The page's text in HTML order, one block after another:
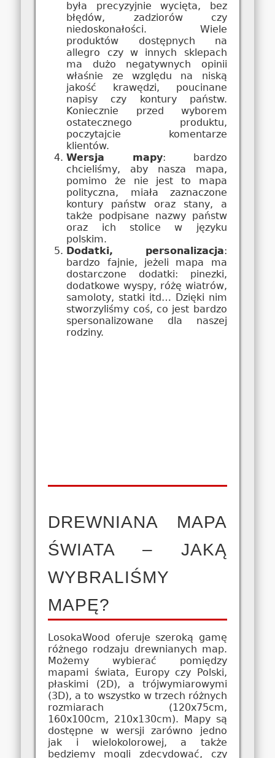
była precyzyjnie wycięta, bez
błędów, zadziorów czy
niedoskonałości. Wiele
produktów dostępnych na
allegro czy w innych sklepach
ma dużo negatywnych opinii
właśnie ze względu na niską
jakość krawędzi, poucinane
napisy czy kontury państw.
Koniecznie przed wyborem
ostatecznego produktu,
poczytajcie komentarze
klientów.
Wersja mapy: bardzo
chcieliśmy, aby nasza mapa,
pomimo że nie jest to mapa
polityczna, miała zaznaczone
kontury państw oraz stany, a
także podpisane nazwy państw
oraz ich stolice w języku
polskim.
Dodatki, personalizacja:
bardzo fajnie, jeżeli mapa ma
dostarczone dodatki: pinezki,
dodatkowe wyspy, różę wiatrów,
samoloty, statki itd… Dzięki nim
stworzyliśmy coś, co jest bardzo
spersonalizowane dla naszej
rodziny.
DREWNIANA MAPA
ŚWIATA – JAKĄ
WYBRALIŚMY
MAPĘ?
LosokaWood oferuje szeroką gamę
różnego rodzaju drewnianych map.
Możemy wybierać pomiędzy
mapami świata, Europy czy Polski,
płaskimi (2D), a trójwymiarowymi
(3D), a to wszystko w trzech różnych
rozmiarach (120x75cm,
160x100cm, 210x130cm). Mapy są
dostępne w wersji zarówno jedno
jak i wielokolorowej, a także
będziemy mogli zdecydować, czy